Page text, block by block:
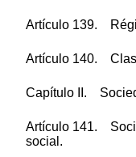
Artículo 139.
Artículo 140.
Capítulo II.
Artículo 141.
social.